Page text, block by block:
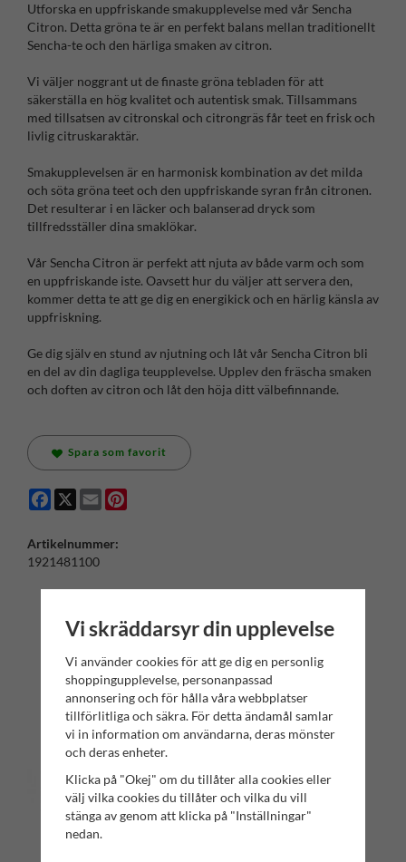
Utforska en uppfriskande smakupplevelse med vår Sencha
Citron. Detta gröna te är en perfekt balans mellan traditionellt
Sencha-te och den härliga smaken av citron.
Vi väljer noggrant ut de finaste gröna tebladen för att
säkerställa en hög kvalitet och autentisk smak. Tillsammans
med tillsatsen av citronskal och citrongräs får teet en frisk och
livlig citruskaraktär.
Smakupplevelsen är en harmonisk kombination av det milda
och söta gröna teet och den uppfriskande syran från citronen.
Det resulterar i en läcker och balanserad dryck som
tillfredsställer dina smaklökar.
Vår Sencha Citron är perfekt att njuta av både varm och som
en uppfriskande iste. Oavsett hur du väljer att servera den,
kommer detta te att ge dig en energikick och en härlig känsla av
uppfriskning.
Ge dig själv en stund av njutning och låt vår Sencha Citron bli
en del av din dagliga teupplevelse. Upplev den fräscha smaken
och doften av citron och låt den höja ditt välbefinnande.
Spara som favorit
Facebook
X Email
Artikelnummer:
1921481100
ANDRA KÖPTE ÄVEN
Vi skräddarsyr din upplevelse
Vi använder cookies för att ge dig en personlig
shoppingupplevelse, personanpassad
annonsering och för hålla våra webbplatser
tillförlitliga och säkra. För detta ändamål samlar
vi in information om användarna, deras mönster
och deras enheter.
Klicka på "Okej" om du tillåter alla cookies eller
välj vilka cookies du tillåter och vilka du vill
stänga av genom att klicka på "Inställningar"
nedan.